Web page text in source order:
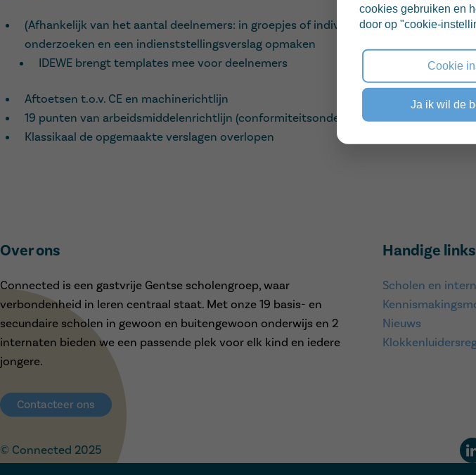
(Afhankelijk van het aantal deelnemers: in groepjes of individueel) één of 2
onderzoeken en een indienststellingsverslag opmaken
IDEWE brengt templates mee voor deelnemers
Aftoetsen t.o.v. CE en machinerichtlijn
19 punten van arbeidsmiddelenrichtlijn (conformiteitsonderzoek)
Klassikaal de opgemaakte verslagen overlopen
Over ons
Connected is een gastvrije Gentse scholengroep, waar
verbondenheid in leren centraal staat. Met onze 19 basis- en
secundaire scholen in gewoon en buitengewoon onderwijs en 2
internaten bieden we een passende plek voor elk kind en iedere
jongere.
Contacteer ons
© Connected 2025
Handige links
Scholen en
Nieuws
cookies gebruiken en
door op "cookie-
Cookie
Ja ik wil de